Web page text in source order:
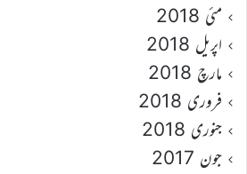
مئی 2018
اپریل 2018
مارچ 2018
فروری 2018
جنوری 2018
جون 2017